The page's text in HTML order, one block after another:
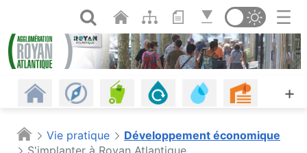
Saut au contenu principalOuvrir la rechercheChanger de
Revenir à l'accueil
Les communesGestion des déchets
AssainissementEau potable, eau
+
Vie pratique
Développement économique
S'implanter à Royan Atlantique
Panneau de gestion des cookies